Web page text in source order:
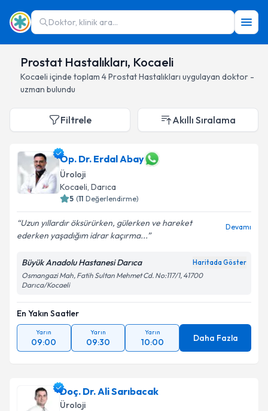
Doktor, klinik ara...
Prostat Hastalıkları, Kocaeli
Kocaeli içinde toplam 4Prostat Hastalıkları uygulayan doktor -
uzman bulundu
Filtrele Akıllı Sıralama
Op. Dr. Erdal Abay
Üroloji
Kocaeli, Darıca
5 (11 Değerlendirme)
Uzun yıllardır öksürürken, gülerken ve hareket
ederken yaşadığım idrar kaçırma...
Devamı
Büyük Anadolu Hastanesi Darıca Haritada Göster
Osmangazi Mah, Fatih Sultan Mehmet Cd. No:117/1, 41700
Darıca/Kocaeli
En Yakın Saatler
Yarın
09:00
Yarın
09:30
Yarın
10:00 Daha Fazla
Doç. Dr. Ali Sarıbacak
Üroloji